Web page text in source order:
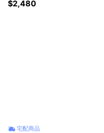
$2,480
宅配商品